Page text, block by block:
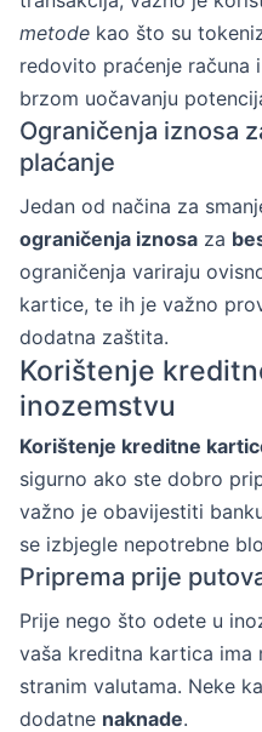
metode kao što su
redovito praćenje računa
brzom uočavanju
Ograničenja iznosa
plaćanje
Jedan od načina za
ograničenja iznosa za
ograničenja variraju
kartice, te ih je važno
dodatna zaštita.
Korištenje
inozemstvu
Korištenje kreditne
sigurno ako ste dobro
važno je obavijestiti
se izbjegle nepotrebne
Priprema prije
Prije nego što odete u
vaša kreditna kartica ima
stranim valutama. Neke
dodatne naknade.